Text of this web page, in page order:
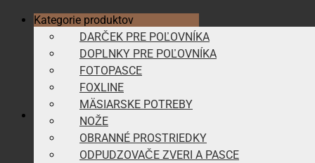
Kategorie produktov
DARČEK PRE POĽOVNÍKA
DOPLNKY PRE POĽOVNÍKA
FOTOPASCE
FOXLINE
MÄSIARSKE POTREBY
NOŽE
OBRANNÉ PROSTRIEDKY
ODPUDZOVAČE ZVERI A PASCE